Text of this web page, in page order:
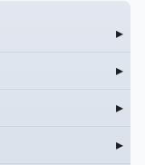
▸
▸
▸
▸